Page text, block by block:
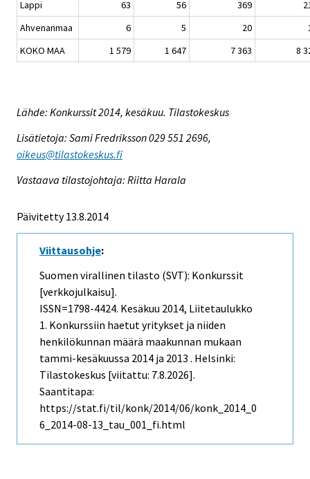
Lappi 63 56 369
Ahvenanmaa
6 5 20
KOKO MAA
1 579 1 647 7 363 8
Lähde: Konkurssit 2014, kesäkuu. Tilastokeskus
Lisätietoja: Sami Fredriksson 029 551 2696,
oikeus@tilastokeskus.fi
Vastaava tilastojohtaja: Riitta Harala
Päivitetty 13.8.2014
Viittausohje:
Suomen virallinen tilasto (SVT): Konkurssit
[verkkojulkaisu].
ISSN=1798-4424. Kesäkuu 2014, Liitetaulukko
1. Konkurssiin haetut yritykset ja niiden
henkilökunnan määrä maakunnan mukaan
tammi-kesäkuussa 2014 ja 2013 . Helsinki:
Tilastokeskus [viitattu: 7.8.2026].
Saantitapa:
https://stat.fi/til/konk/2014/06/konk_2014_0
6_2014-08-13_tau_001_fi.html